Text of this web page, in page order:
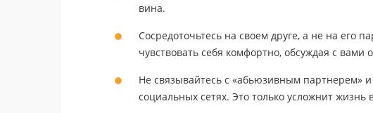
вина.
Сосредоточьтесь на своем друге, а не на его
чувствовать себя комфортно, обсуждая с
Не связывайтесь с «абьюзивным партнерем»
социальных сетях. Это только усложнит жизнь